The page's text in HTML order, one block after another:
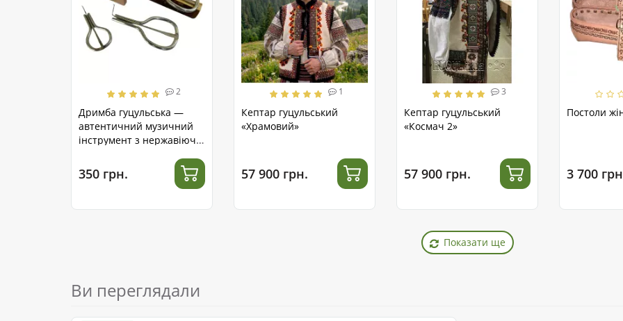
2
Дримба гуцульська —
автентичний музичний
інструмент з нержавіючої
350 грн.
1
Кептар гуцульський
«Храмовий»
57 900 грн.
3
Кептар гуцульський
«Космач 2»
57 900 грн.
Постоли
3 700
Показати ще
Ви переглядали